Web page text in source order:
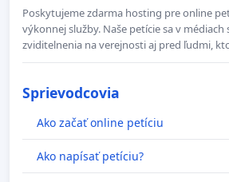
Poskytujeme zdarma hosting pre online
výkonnej služby. Naše petície sa v
zviditelnenia na verejnosti aj pred ľudmi,
Sprievodcovia
Ako začať online petíciu
Ako napísať petíciu?